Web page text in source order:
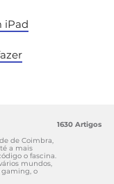
iPad
de Coimbra,
a mais
o fascina.
mundos,
gaming, o
1630 Artigos